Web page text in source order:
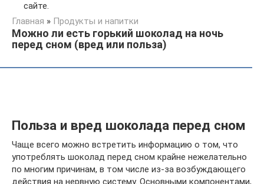
сайте.
Главная » Продукты и напитки
Можно ли есть горький шоколад на ночь
перед сном (вред или польза)
Польза и вред шоколада перед сном
Чаще всего можно встретить информацию о том, что
употреблять шоколад перед сном крайне нежелательно
по многим причинам, в том числе из-за возбуждающего
действия на нервную систему. Основными компонентами,